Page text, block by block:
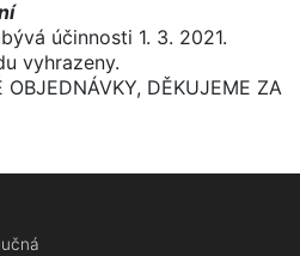
účinnosti 1. 3. 2021.
vyhrazeny.
OBJEDNÁVKY, DĚKUJEME ZA